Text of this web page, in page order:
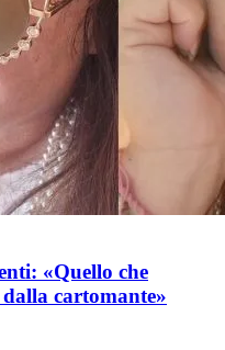
«Quello che
cartomante»